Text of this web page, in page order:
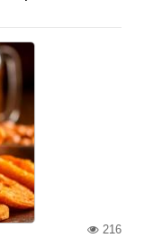
216